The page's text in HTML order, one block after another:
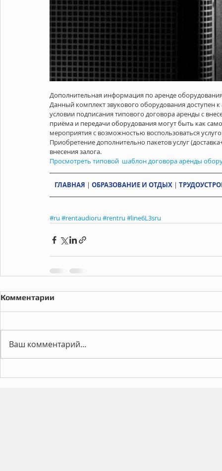
Дополнительная информация по аренде
Данный комплект звукового оборудования доступен
условии подписания типового договора аренды с
приёма и передачи оборудования могут быть как
мероприятия с возможностью воспользоваться
Приобретение дополнительно пакетов услуг
внесения залога.
Просмотреть типовой  шаблон договора аренды
ГЛАВНАЯ | ОБРАЗОВАНИЕ И ОТДЫХ |
#ru #rentaudioru #rentru #line6L3sru
Комментарии
Ваш комментарий...